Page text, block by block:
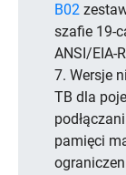
B02
szafie 19-
ANSI/EIA-
7. Wersje
TB dla
pamięci